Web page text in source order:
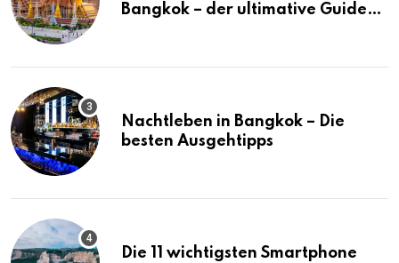
Bangkok – der ultimative Guide
Nachtleben in Bangkok – Die
besten Ausgehtipps
Die 11 wichtigsten Smartphone